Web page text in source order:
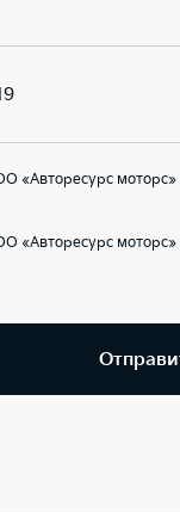
моторс»
моторс»